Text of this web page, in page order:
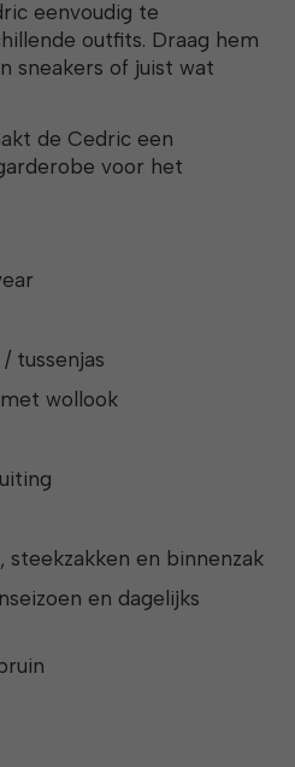
eenvoudig te
outfits. Draag hem
sneakers of juist wat
de Cedric een
voor het
tussenjas
wollook
steekzakken en binnenzak
en dagelijks